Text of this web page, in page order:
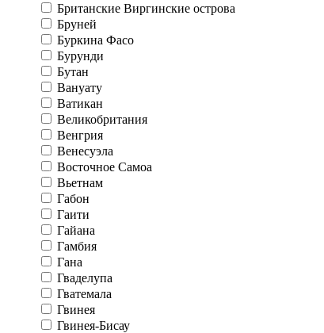
Британские Виргинские острова
Бруней
Буркина Фасо
Бурунди
Бутан
Вануату
Ватикан
Великобритания
Венгрия
Венесуэла
Восточное Самоа
Вьетнам
Габон
Гаити
Гайана
Гамбия
Гана
Гваделупа
Гватемала
Гвинея
Гвинея-Бисау